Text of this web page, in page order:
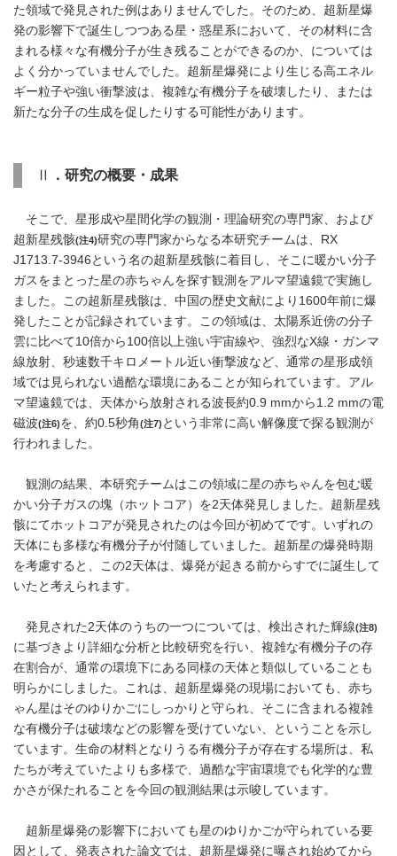
た領域で発見された例はありませんでした。そのため、超新星爆
発の影響下で誕生しつつある星・惑星系において、その材料に含
まれる様々な有機分子が生き残ることができるのか、については
よく分かっていませんでした。超新星爆発により生じる高エネル
ギー粒子や強い衝撃波は、複雑な有機分子を破壊したり、または
新たな分子の生成を促したりする可能性があります。
Ⅱ ．研究の概要・成果
そこで、星形成や星間化学の観測・理論研究の専門家、および
超新星残骸(注4)研究の専門家からなる本研究チームは、RX
J1713.7-3946という名の超新星残骸に着目し、そこに暖かい分子
ガスをまとった星の赤ちゃんを探す観測をアルマ望遠鏡で実施し
ました。この超新星残骸は、中国の歴史文献により1600年前に爆
発したことが記録されています。この領域は、太陽系近傍の分子
雲に比べて10倍から100倍以上強い宇宙線や、強烈なX線・ガンマ
線放射、秒速数千キロメートル近い衝撃波など、通常の星形成領
域では見られない過酷な環境にあることが知られています。アル
マ望遠鏡では、天体から放射される波長約0.9 mmから1.2 mmの電
磁波(注6)を、約0.5秒角(注7) という非常に高い解像度で探る観測が
行われました。
観測の結果、本研究チームはこの領域に星の赤ちゃんを包む暖
かい分子ガスの塊（ホットコア）を2天体発見しました。超新星残
骸にてホットコアが発見されたのは今回が初めてです。いずれの
天体にも多様な有機分子が付随していました。超新星の爆発時期
を考慮すると、この2天体は、爆発が起きる前からすでに誕生して
いたと考えられます。
発見された2天体のうちの一つについては、検出された輝線(注8)
に基づきより詳細な分析と比較研究を行い、複雑な有機分子の存
在割合が、通常の環境下にある同様の天体と類似していることも
明らかにしました。これは、超新星爆発の現場においても、赤ち
ゃん星はそのゆりかごにしっかりと守られ、そこに含まれる複雑
な有機分子は破壊などの影響を受けていない、ということを示し
ています。生命の材料となりうる有機分子が存在する場所は、私
たちが考えていたよりも多様で、過酷な宇宙環境でも化学的な豊
かさが保たれることを今回の観測結果は示唆しています。
超新星爆発の影響下においても星のゆりかごが守られている要
因として、発表された論文では、超新星爆発に曝され始めてから